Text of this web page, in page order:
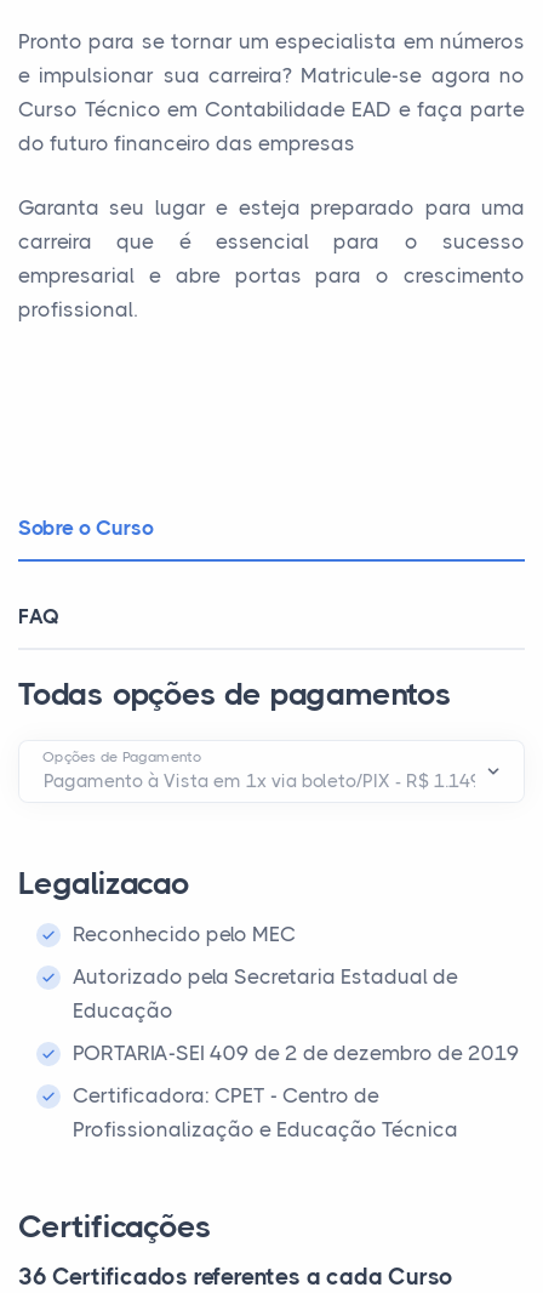
Pronto para se tornar um especialista em números
e impulsionar sua carreira? Matricule-se agora no
Curso Técnico em Contabilidade EAD e faça parte
do futuro financeiro das empresas
Garanta seu lugar e esteja preparado para uma
carreira que é essencial para o sucesso
empresarial e abre portas para o crescimento
profissional.
Sobre o Curso
FAQ
Todas opções de pagamentos
Opções de Pagamento
Legalizacao
Reconhecido pelo MEC
Autorizado pela Secretaria Estadual de
Educação
PORTARIA-SEI 409 de 2 de dezembro de 2019
Certificadora: CPET - Centro de
Profissionalização e Educação Técnica
Certificações
36 Certificados referentes a cada Curso